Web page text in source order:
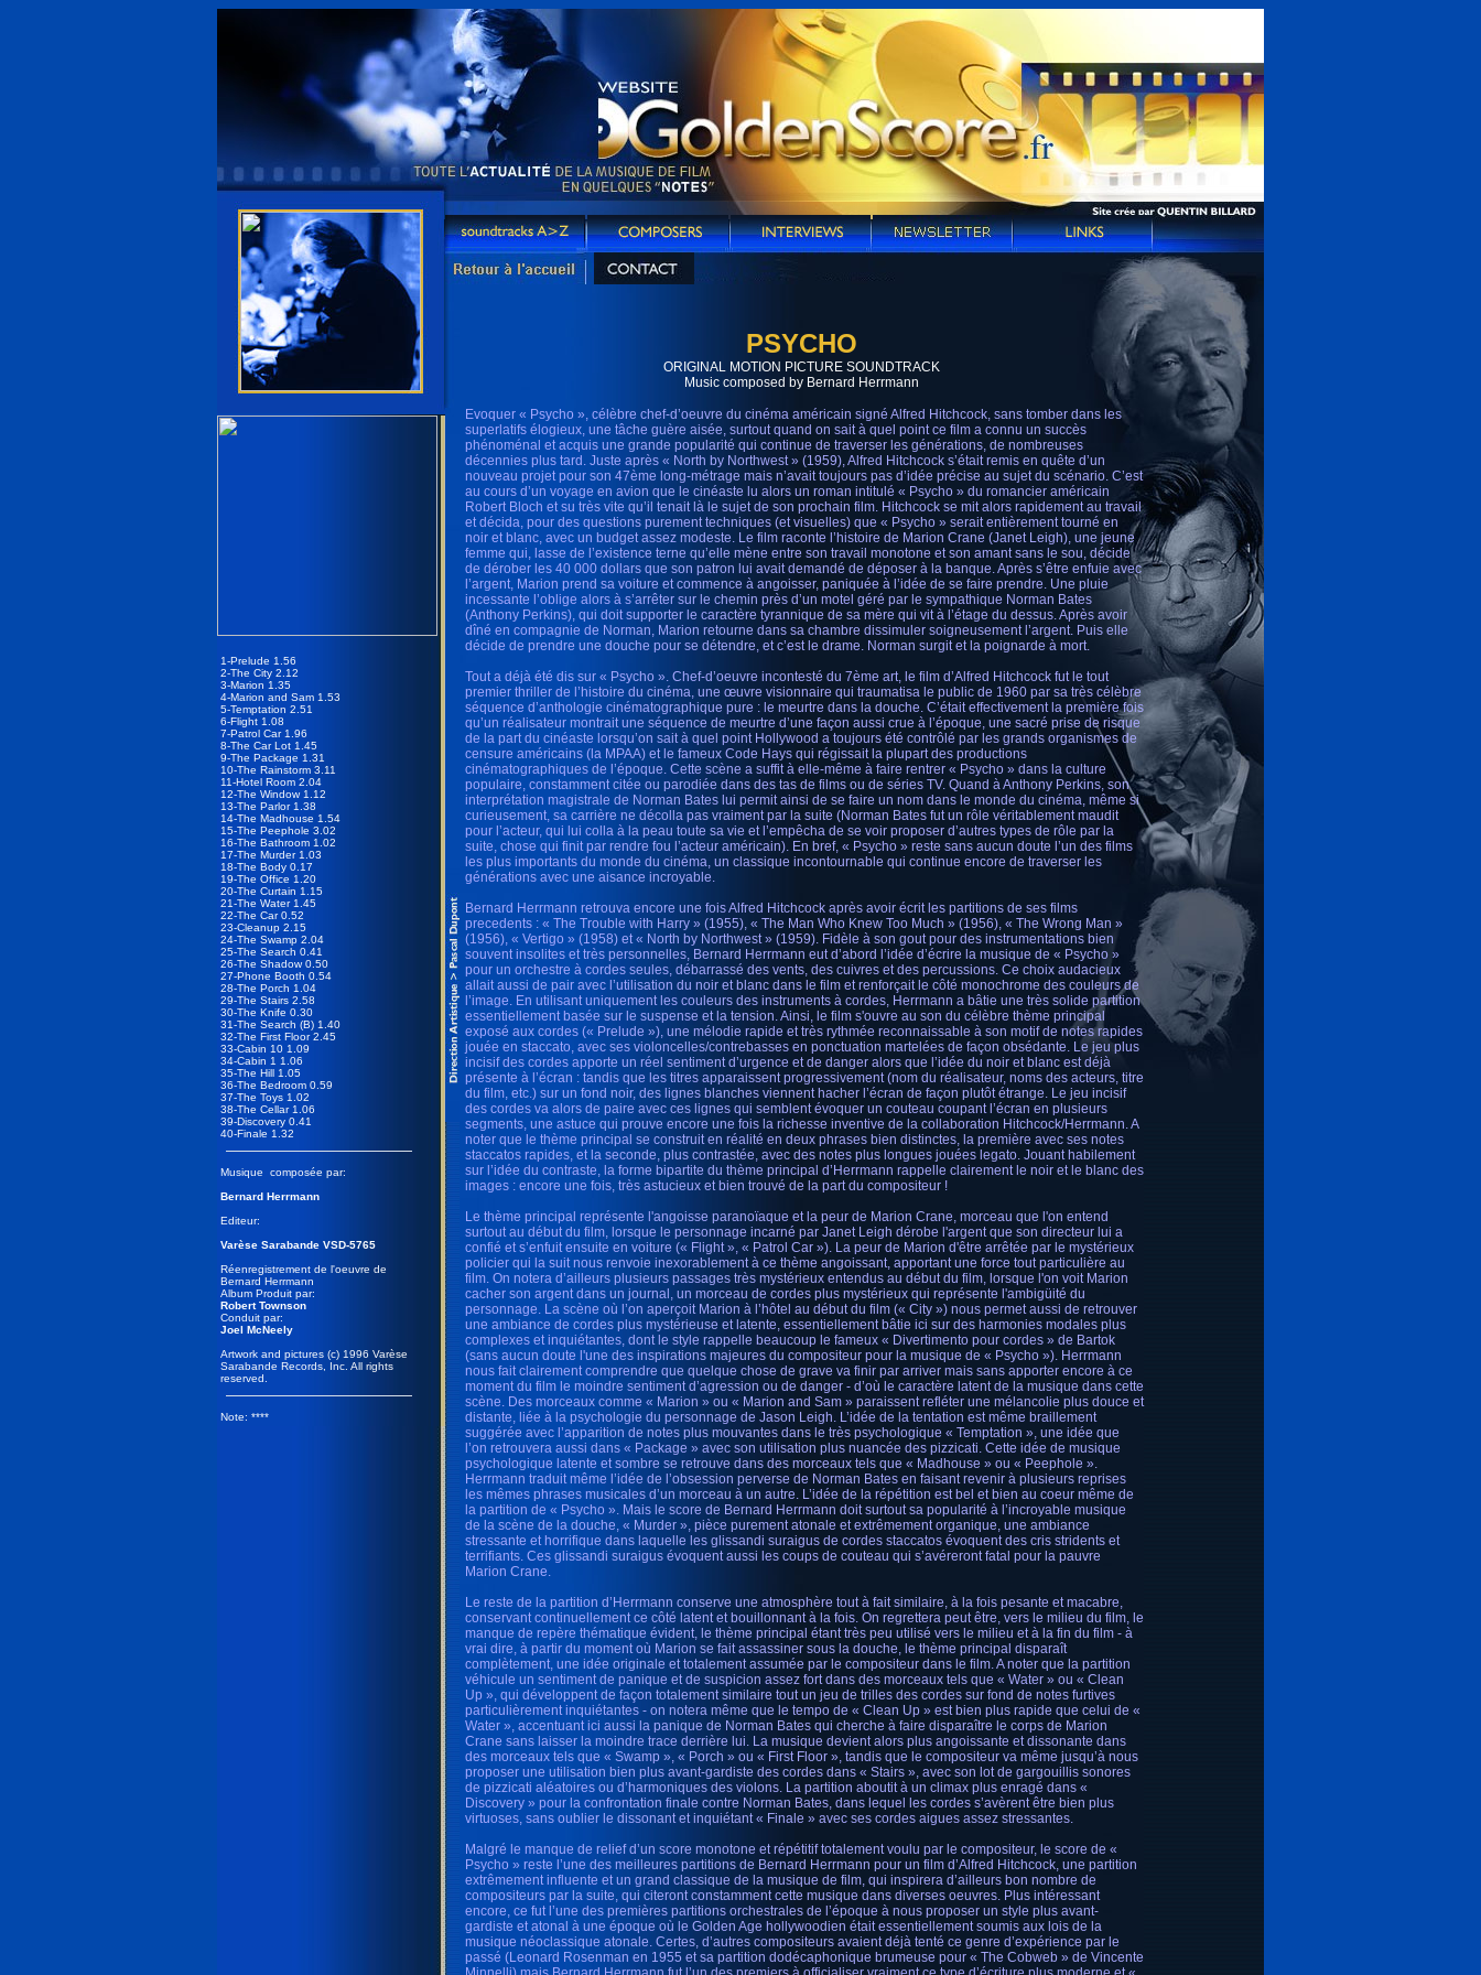
1-Prelude 1.56
2-The City 2.12
3-Marion 1.35
4-Marion and Sam 1.53
5-Temptation 2.51
6-Flight 1.08
7-Patrol Car 1.96
8-The Car Lot 1.45
9-The Package 1.31
10-The Rainstorm 3.11
11-Hotel Room 2.04
12-The Window 1.12
13-The Parlor 1.38
14-The Madhouse 1.54
15-The Peephole 3.02
16-The Bathroom 1.02
17-The Murder 1.03
18-The Body 0.17
19-The Office 1.20
20-The Curtain 1.15
21-The Water 1.45
22-The Car 0.52
23-Cleanup 2.15
24-The Swamp 2.04
25-The Search 0.41
26-The Shadow 0.50
27-Phone Booth 0.54
28-The Porch 1.04
29-The Stairs 2.58
30-The Knife 0.30
31-The Search (B) 1.40
32-The First Floor 2.45
33-Cabin 10 1.09
34-Cabin 1 1.06
35-The Hill 1.05
36-The Bedroom 0.59
37-The Toys 1.02
38-The Cellar 1.06
39-Discovery 0.41
40-Finale 1.32
Musique composée par:
Bernard Herrmann
Editeur:
Varèse Sarabande VSD-5765
Réenregistrement de l'oeuvre de
Bernard Herrmann
Album Produit par:
Robert Townson
Conduit par:
Joel McNeely
Artwork and pictures (c) 1996 Varèse
Sarabande Records, Inc. All rights
reserved.
Note: ****
PSYCHO
ORIGINAL MOTION PICTURE SOUNDTRACK
Music composed by Bernard Herrmann
Evoquer « Psycho », célèbre chef-d’oeuvre du cinéma américain signé Alfred Hitchcock, sans tomber dans les
superlatifs élogieux, une tâche guère aisée, surtout quand on sait à quel point ce film a connu un succès
phénoménal et acquis une grande popularité qui continue de traverser les générations, de nombreuses
décennies plus tard. Juste après « North by Northwest » (1959), Alfred Hitchcock s’était remis en quête d’un
nouveau projet pour son 47ème long-métrage mais n’avait toujours pas d’idée précise au sujet du scénario. C’est
au cours d’un voyage en avion que le cinéaste lu alors un roman intitulé « Psycho » du romancier américain
Robert Bloch et su très vite qu’il tenait là le sujet de son prochain film. Hitchcock se mit alors rapidement au travail
et décida, pour des questions purement techniques (et visuelles) que « Psycho » serait entièrement tourné en
noir et blanc, avec un budget assez modeste. Le film raconte l’histoire de Marion Crane (Janet Leigh), une jeune
femme qui, lasse de l’existence terne qu’elle mène entre son travail monotone et son amant sans le sou, décide
de dérober les 40 000 dollars que son patron lui avait demandé de déposer à la banque. Après s’être enfuie avec
l’argent, Marion prend sa voiture et commence à angoisser, paniquée à l’idée de se faire prendre. Une pluie
incessante l’oblige alors à s’arrêter sur le chemin près d’un motel géré par le sympathique Norman Bates
(Anthony Perkins), qui doit supporter le caractère tyrannique de sa mère qui vit à l’étage du dessus. Après avoir
dîné en compagnie de Norman, Marion retourne dans sa chambre dissimuler soigneusement l’argent. Puis elle
décide de prendre une douche pour se détendre, et c’est le drame. Norman surgit et la poignarde à mort.
Tout a déjà été dis sur « Psycho ». Chef-d’oeuvre incontesté du 7ème art, le film d’Alfred Hitchcock fut le tout
premier thriller de l’histoire du cinéma, une œuvre visionnaire qui traumatisa le public de 1960 par sa très célèbre
séquence d’anthologie cinématographique pure : le meurtre dans la douche. C’était effectivement la première fois
qu’un réalisateur montrait une séquence de meurtre d’une façon aussi crue à l’époque, une sacré prise de risque
de la part du cinéaste lorsqu’on sait à quel point Hollywood a toujours été contrôlé par les grands organismes de
censure américains (la MPAA) et le fameux Code Hays qui régissait la plupart des productions
cinématographiques de l’époque. Cette scène a suffit à elle-même à faire rentrer « Psycho » dans la culture
populaire, constamment citée ou parodiée dans des tas de films ou de séries TV. Quand à Anthony Perkins, son
interprétation magistrale de Norman Bates lui permit ainsi de se faire un nom dans le monde du cinéma, même si
curieusement, sa carrière ne décolla pas vraiment par la suite (Norman Bates fut un rôle véritablement maudit
pour l’acteur, qui lui colla à la peau toute sa vie et l’empêcha de se voir proposer d’autres types de rôle par la
suite, chose qui finit par rendre fou l’acteur américain). En bref, « Psycho » reste sans aucun doute l’un des films
les plus importants du monde du cinéma, un classique incontournable qui continue encore de traverser les
générations avec une aisance incroyable.
Bernard Herrmann retrouva encore une fois Alfred Hitchcock après avoir écrit les partitions de ses films
precedents : « The Trouble with Harry » (1955), « The Man Who Knew Too Much » (1956), « The Wrong Man »
(1956), « Vertigo » (1958) et « North by Northwest » (1959). Fidèle à son gout pour des instrumentations bien
souvent insolites et très personnelles, Bernard Herrmann eut d’abord l’idée d’écrire la musique de « Psycho »
pour un orchestre à cordes seules, débarrassé des vents, des cuivres et des percussions. Ce choix audacieux
allait aussi de pair avec l’utilisation du noir et blanc dans le film et renforçait le côté monochrome des couleurs de
l’image. En utilisant uniquement les couleurs des instruments à cordes, Herrmann a bâtie une très solide partition
essentiellement basée sur le suspense et la tension. Ainsi, le film s'ouvre au son du célèbre thème principal
exposé aux cordes (« Prelude »), une mélodie rapide et très rythmée reconnaissable à son motif de notes rapides
jouée en staccato, avec ses violoncelles/contrebasses en ponctuation martelées de façon obsédante. Le jeu plus
incisif des cordes apporte un réel sentiment d’urgence et de danger alors que l’idée du noir et blanc est déjà
présente à l’écran : tandis que les titres apparaissent progressivement (nom du réalisateur, noms des acteurs, titre
du film, etc.) sur un fond noir, des lignes blanches viennent hacher l’écran de façon plutôt étrange. Le jeu incisif
des cordes va alors de paire avec ces lignes qui semblent évoquer un couteau coupant l’écran en plusieurs
segments, une astuce qui prouve encore une fois la richesse inventive de la collaboration Hitchcock/Herrmann. A
noter que le thème principal se construit en réalité en deux phrases bien distinctes, la première avec ses notes
staccatos rapides, et la seconde, plus contrastée, avec des notes plus longues jouées legato. Jouant habilement
sur l’idée du contraste, la forme bipartite du thème principal d’Herrmann rappelle clairement le noir et le blanc des
images : encore une fois, très astucieux et bien trouvé de la part du compositeur !
Le thème principal représente l'angoisse paranoïaque et la peur de Marion Crane, morceau que l'on entend
surtout au début du film, lorsque le personnage incarné par Janet Leigh dérobe l'argent que son directeur lui a
confié et s’enfuit ensuite en voiture (« Flight », « Patrol Car »). La peur de Marion d'être arrêtée par le mystérieux
policier qui la suit nous renvoie inexorablement à ce thème angoissant, apportant une force tout particulière au
film. On notera d’ailleurs plusieurs passages très mystérieux entendus au début du film, lorsque l'on voit Marion
cacher son argent dans un journal, un morceau de cordes plus mystérieux qui représente l'ambigüité du
personnage. La scène où l’on aperçoit Marion à l’hôtel au début du film (« City ») nous permet aussi de retrouver
une ambiance de cordes plus mystérieuse et latente, essentiellement bâtie ici sur des harmonies modales plus
complexes et inquiétantes, dont le style rappelle beaucoup le fameux « Divertimento pour cordes » de Bartok
(sans aucun doute l'une des inspirations majeures du compositeur pour la musique de « Psycho »). Herrmann
nous fait clairement comprendre que quelque chose de grave va finir par arriver mais sans apporter encore à ce
moment du film le moindre sentiment d’agression ou de danger - d’où le caractère latent de la musique dans cette
scène. Des morceaux comme « Marion » ou « Marion and Sam » paraissent refléter une mélancolie plus douce et
distante, liée à la psychologie du personnage de Jason Leigh. L’idée de la tentation est même braillement
suggérée avec l’apparition de notes plus mouvantes dans le très psychologique « Temptation », une idée que
l’on retrouvera aussi dans « Package » avec son utilisation plus nuancée des pizzicati. Cette idée de musique
psychologique latente et sombre se retrouve dans des morceaux tels que « Madhouse » ou « Peephole ».
Herrmann traduit même l’idée de l’obsession perverse de Norman Bates en faisant revenir à plusieurs reprises
les mêmes phrases musicales d’un morceau à un autre. L’idée de la répétition est bel et bien au coeur même de
la partition de « Psycho ». Mais le score de Bernard Herrmann doit surtout sa popularité à l’incroyable musique
de la scène de la douche, « Murder », pièce purement atonale et extrêmement organique, une ambiance
stressante et horrifique dans laquelle les glissandi suraigus de cordes staccatos évoquent des cris stridents et
terrifiants. Ces glissandi suraigus évoquent aussi les coups de couteau qui s’avéreront fatal pour la pauvre
Marion Crane.
Le reste de la partition d’Herrmann conserve une atmosphère tout à fait similaire, à la fois pesante et macabre,
conservant continuellement ce côté latent et bouillonnant à la fois. On regrettera peut être, vers le milieu du film, le
manque de repère thématique évident, le thème principal étant très peu utilisé vers le milieu et à la fin du film - à
vrai dire, à partir du moment où Marion se fait assassiner sous la douche, le thème principal disparaît
complètement, une idée originale et totalement assumée par le compositeur dans le film. A noter que la partition
véhicule un sentiment de panique et de suspicion assez fort dans des morceaux tels que « Water » ou « Clean
Up », qui développent de façon totalement similaire tout un jeu de trilles des cordes sur fond de notes furtives
particulièrement inquiétantes - on notera même que le tempo de « Clean Up » est bien plus rapide que celui de «
Water », accentuant ici aussi la panique de Norman Bates qui cherche à faire disparaître le corps de Marion
Crane sans laisser la moindre trace derrière lui. La musique devient alors plus angoissante et dissonante dans
des morceaux tels que « Swamp », « Porch » ou « First Floor », tandis que le compositeur va même jusqu’à nous
proposer une utilisation bien plus avant-gardiste des cordes dans « Stairs », avec son lot de gargouillis sonores
de pizzicati aléatoires ou d’harmoniques des violons. La partition aboutit à un climax plus enragé dans «
Discovery » pour la confrontation finale contre Norman Bates, dans lequel les cordes s’avèrent être bien plus
virtuoses, sans oublier le dissonant et inquiétant « Finale » avec ses cordes aigues assez stressantes.
Malgré le manque de relief d’un score monotone et répétitif totalement voulu par le compositeur, le score de «
Psycho » reste l’une des meilleures partitions de Bernard Herrmann pour un film d’Alfred Hitchcock, une partition
extrêmement influente et un grand classique de la musique de film, qui inspirera d’ailleurs bon nombre de
compositeurs par la suite, qui citeront constamment cette musique dans diverses oeuvres. Plus intéressant
encore, ce fut l’une des premières partitions orchestrales de l’époque à nous proposer un style plus avant-
gardiste et atonal à une époque où le Golden Age hollywoodien était essentiellement soumis aux lois de la
musique néoclassique atonale. Certes, d’autres compositeurs avaient déjà tenté ce genre d’expérience par le
passé (Leonard Rosenman en 1955 et sa partition dodécaphonique brumeuse pour « The Cobweb » de Vincente